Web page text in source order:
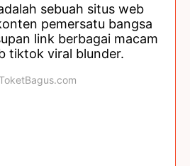
sebuah situs web
pemersatu bangsa
link berbagai macam
tiktok viral blunder.